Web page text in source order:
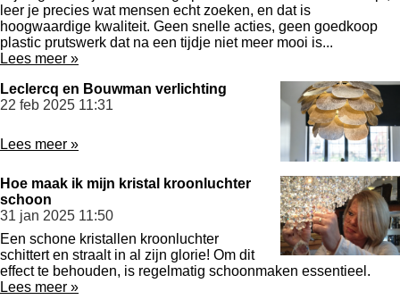
leer je precies wat mensen echt zoeken, en dat is
hoogwaardige kwaliteit. Geen snelle acties, geen goedkoop
plastic prutswerk dat na een tijdje niet meer mooi is...
Lees meer »
Leclercq en Bouwman verlichting
22 feb 2025 11:31
Lees meer »
Hoe maak ik mijn kristal kroonluchter
schoon
31 jan 2025 11:50
Een schone kristallen kroonluchter
schittert en straalt in al zijn glorie! Om dit
effect te behouden, is regelmatig schoonmaken essentieel.
Lees meer »